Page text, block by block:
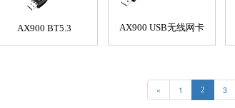
AX900 BT5.3 AX900 USB无线网卡
« 1 2 3